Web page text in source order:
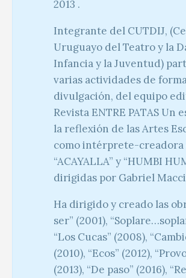
2013 .
Integrante del CUTDIJ,
Uruguayo del Teatro y la
Infancia y la Juventud)
varias actividades de
divulgación, del equipo
Revista ENTRE PATAS Un
la reflexión de las Artes
como intérprete-creadora
“ACAYALLA” y “HUMBI
dirigidas por Gabriel
Ha dirigido y creado las
ser” (2001),
“Los Cucas” (2008),
(2010), “Ecos” (2012),
(2013), “De paso” (2016),